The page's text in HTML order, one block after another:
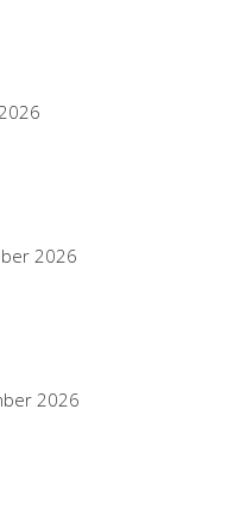
2026
2026